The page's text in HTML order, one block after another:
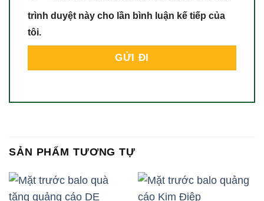
trình duyệt này cho lần bình luận kế tiếp của
tôi.
SẢN PHẨM TƯƠNG TỰ